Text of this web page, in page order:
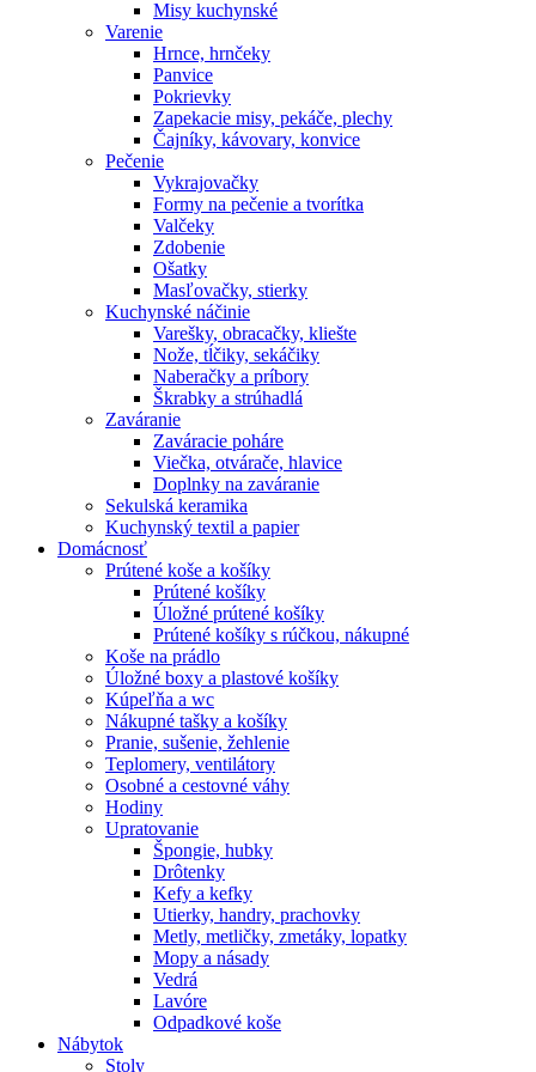
Misy kuchynské
Varenie
Hrnce, hrnčeky
Panvice
Pokrievky
Zapekacie misy, pekáče, plechy
Čajníky, kávovary, konvice
Pečenie
Vykrajovačky
Formy na pečenie a tvorítka
Valčeky
Zdobenie
Ošatky
Masľovačky, stierky
Kuchynské náčinie
Varešky, obracačky, kliešte
Nože, tĺčiky, sekáčiky
Naberačky a príbory
Škrabky a strúhadlá
Zaváranie
Zaváracie poháre
Viečka, otvárače, hlavice
Doplnky na zaváranie
Sekulská keramika
Kuchynský textil a papier
Domácnosť
Prútené koše a košíky
Prútené košíky
Úložné prútené košíky
Prútené košíky s rúčkou, nákupné
Koše na prádlo
Úložné boxy a plastové košíky
Kúpeľňa a wc
Nákupné tašky a košíky
Pranie, sušenie, žehlenie
Teplomery, ventilátory
Osobné a cestovné váhy
Hodiny
Upratovanie
Špongie, hubky
Drôtenky
Kefy a kefky
Utierky, handry, prachovky
Metly, metličky, zmetáky, lopatky
Mopy a násady
Vedrá
Lavóre
Odpadkové koše
Nábytok
Stoly